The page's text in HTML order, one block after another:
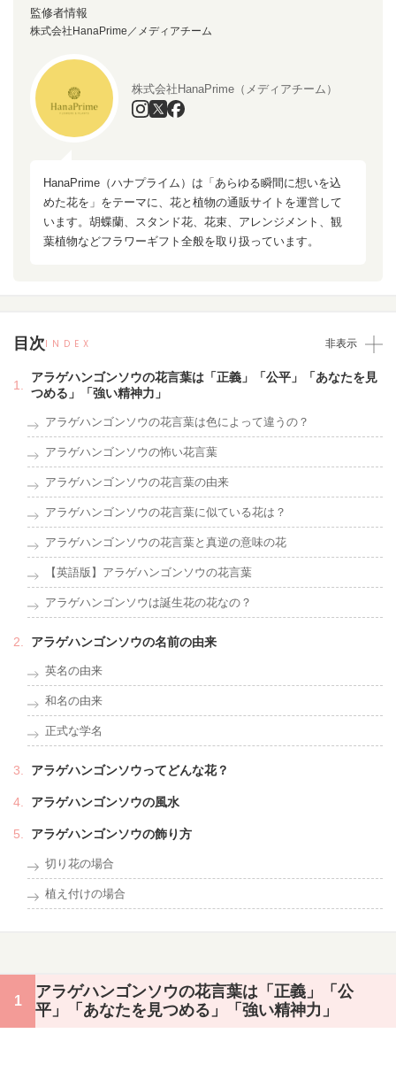
監修者情報
株式会社HanaPrime／メディアチーム
株式会社HanaPrime（メディアチーム）
HanaPrime（ハナプライム）は「あらゆる瞬間に想いを込
めた花を」をテーマに、花と植物の通販サイトを運営して
います。胡蝶蘭、スタンド花、花束、アレンジメント、観
葉植物などフラワーギフト全般を取り扱っています。
目次INDEX 非表示
アラゲハンゴンソウの花言葉は「正義」「公平」「あなたを見
つめる」「強い精神力」
アラゲハンゴンソウの花言葉は色によって違うの？
アラゲハンゴンソウの怖い花言葉
アラゲハンゴンソウの花言葉の由来
アラゲハンゴンソウの花言葉に似ている花は？
アラゲハンゴンソウの花言葉と真逆の意味の花
【英語版】アラゲハンゴンソウの花言葉
アラゲハンゴンソウは誕生花の花なの？
アラゲハンゴンソウの名前の由来
英名の由来
和名の由来
正式な学名
アラゲハンゴンソウってどんな花？
アラゲハンゴンソウの風水
アラゲハンゴンソウの飾り方
切り花の場合
植え付けの場合
アラゲハンゴンソウの花言葉は「正義」「公
平」「あなたを見つめる」「強い精神力」